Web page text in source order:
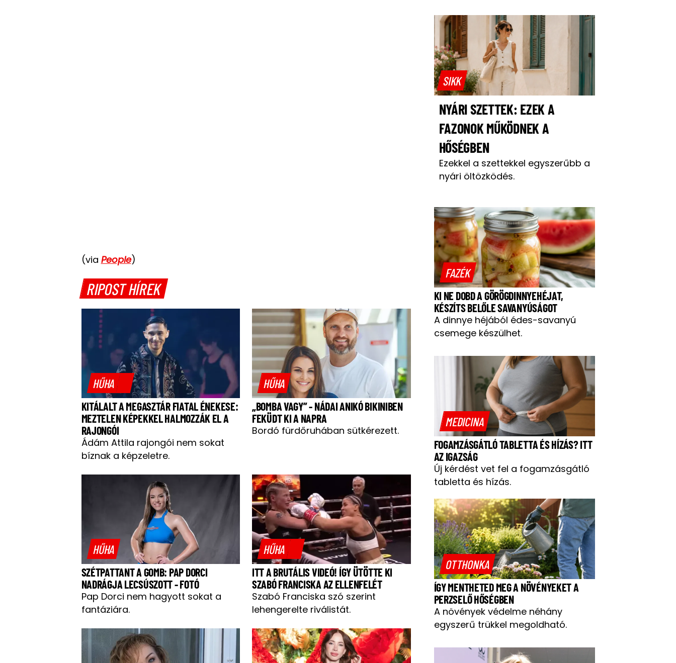
(via People)
RIPOST HÍREK
HŰHA
KITÁLALT A MEGASZTÁR FIATAL ÉNEKESE:
MEZTELEN KÉPEKKEL HALMOZZÁK EL A
RAJONGÓI
Ádám Attila rajongói nem sokat
bíznak a képzeletre.
HŰHA
„BOMBA VAGY” - NÁDAI ANIKÓ BIKINIBEN
FEKÜDT KI A NAPRA
Bordó fürdőruhában sütkérezett.
HŰHA
SZÉTPATTANT A GOMB: PAP DORCI
NADRÁGJA LECSÚSZOTT - FOTÓ
Pap Dorci nem hagyott sokat a
fantáziára.
HŰHA
ITT A BRUTÁLIS VIDEÓ! ÍGY ÜTÖTTE KI
SZABÓ FRANCISKA AZ ELLENFELÉT
Szabó Franciska szó szerint
lehengerelte riválistát.
SIKK
NYÁRI SZETTEK: EZEK A
FAZONOK MŰKÖDNEK A
HŐSÉGBEN
Ezekkel a szettekkel egyszerűbb a
nyári öltözködés.
FAZÉK
KI NE DOBD A GÖRÖGDINNYEHÉJAT,
KÉSZÍTS BELŐLE SAVANYÚSÁGOT
A dinnye héjából édes-savanyú
csemege készülhet.
MEDICINA
FOGAMZÁSGÁTLÓ TABLETTA ÉS HÍZÁS? ITT
AZ IGAZSÁG
Új kérdést vet fel a fogamzásgátló
tabletta és hízás.
OTTHONKA
ÍGY MENTHETED MEG A NÖVÉNYEKET A
PERZSELŐ HŐSÉGBEN
A növények védelme néhány
egyszerű trükkel megoldható.